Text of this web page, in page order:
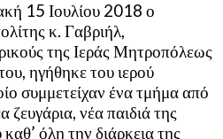
15 Ιουλίου 2018 ο
κ. Γαβριήλ,
της Ιεράς Μητροπόλεως
ηγήθηκε του ιερού
συμμετείχαν ένα τμήμα από
ζευγάρια, νέα παιδιά της
όλη την διάρκεια της